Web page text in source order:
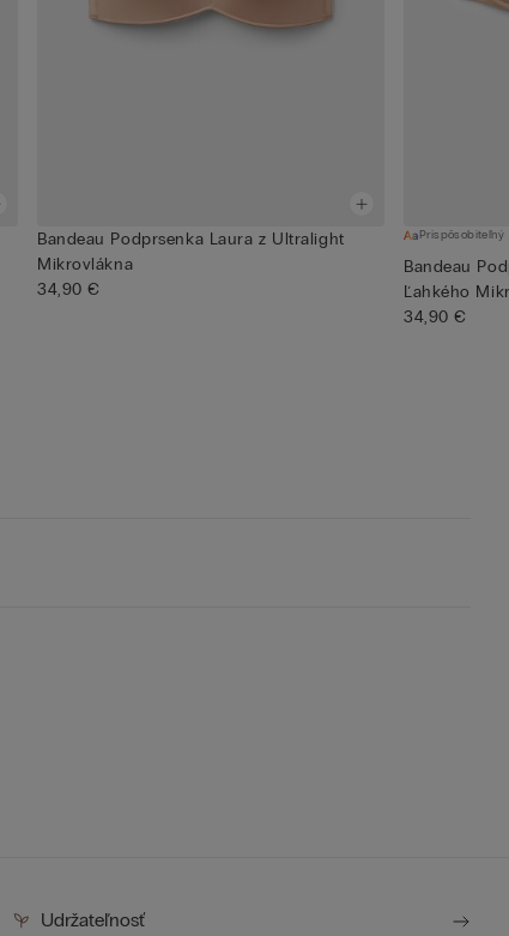
Bandeau Podprsenka Laura z Ultralight
Mikrovlákna
34,90 €
Prispôsobiteľný
Bandeau
Ľahkého
34,90 €
Udržateľnosť